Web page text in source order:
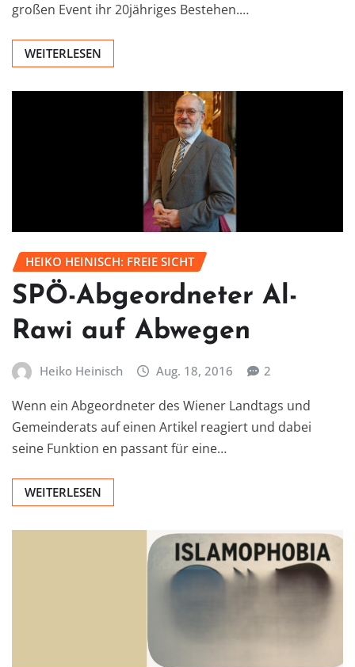
großen Event ihr 20jähriges Bestehen.…
WEITERLESEN
HEIKO HEINISCH: FREIE SICHT
SPÖ-Abgeordneter Al-
Rawi auf Abwegen
Heiko Heinisch Aug. 18, 2016 2
Wenn ein Abgeordneter des Wiener Landtags und
Gemeinderats auf einen Artikel reagiert und dabei
seine Funktion en passant für eine…
WEITERLESEN